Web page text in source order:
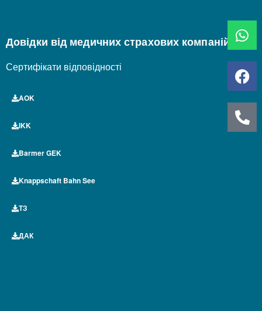
Довідки від медичних страхових компаній
Сертифікати відповідності
AOK
IKK
Barmer GEK
Knappschaft Bahn See
ТЗ
ДАК